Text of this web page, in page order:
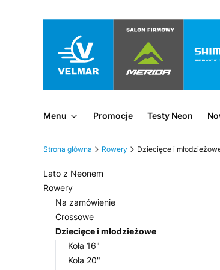
Menu Promocje Testy Neon
Strona główna Rowery Dziecięce i
Lato z Neonem
Rowery
Na zamówienie
Crossowe
Dziecięce i młodzieżowe
Koła 16"
Koła 20"